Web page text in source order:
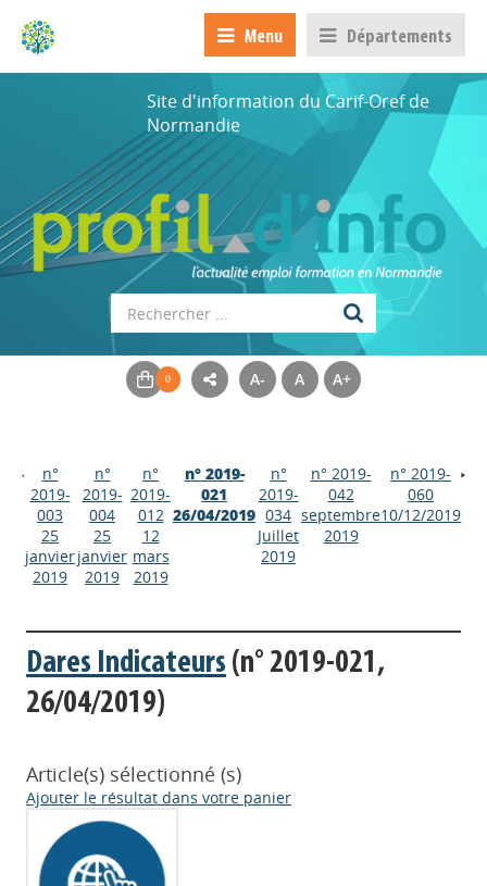
Menu Départements
Site d'information du Carif-Oref de
Normandie
A- A A+
n°
2019-
003
25
janvier
2019
n°
2019-
004
25
janvier
2019
n°
2019-
012
12
mars
2019
n° 2019-
021
26/04/2019
n°
2019-
034
Juillet
2019
n° 2019-
042
septembre
2019
n° 2019-
060
10/12/2019
Dares Indicateurs (n° 2019-021,
26/04/2019)
Article(s) sélectionné (s)
Ajouter le résultat dans votre panier